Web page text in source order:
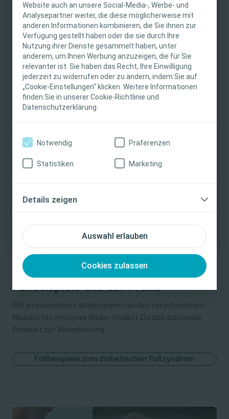
Website auch an unsere Social-Media-, Werbe- und
Analysepartner weiter, die diese möglicherweise mit
anderen Informationen kombinieren, die Sie ihnen zur
Verfügung gestellt haben oder die sie durch Ihre
Nutzung ihrer Dienste gesammelt haben, unter
anderem, um Ihnen Werbung anzuzeigen, die für Sie
relevanter ist. Sie haben das Recht, Ihre Einwilligung
jederzeit zu widerrufen oder zu ändern, indem Sie auf
„Cookie-Einstellungen“ klicken. Weitere Informationen
finden Sie in unserer Cookie-Richtlinie und
Datenschutzerklärung.
Auswahl erlauben
Cookies zulassen
Notwendig Präferenzen
Statistiken Marketing
Details zeigen
Diese Website richtet sich nur an medizinisches
Fachpersonal. Der Inhalt der Website ist für
fachliche Informations- und Fortbildungszwecke
bestimmt. Coloplast bietet keinen individuellen
medizinischen Rat. Die Verantwortung für die
individuelle Patientenversorgung liegt beim
medizinischen Fachpersonal. Detaillierte
Produktinformationen zu den vorgestellten
Produkten, einschließlich Anwendungshinweise,
Vorsichtsmaßnahmen und Warnhinweisen,
finden Sie in der Gebrauchsanweisung (IFU) des
Produkts, die vor der Verwendung sorgfältig zu
Ich bin eine medizinische Fachkraft
Wundwissen kompakt:
Fortbildungsvideos
Entdecke jeden Monat neue Fortbildungsinhalte, wie
exklusive Videos und aufgezeichnete Webinare, die
Tipps & Tricks der modernen Wundversorgung für
Deinen Alltag bieten.
Fallbeispiele aus der Praxis
Mit praxisnahen Fallbeispielen zu den verschiedenen
Wundarten inklusive Bilder findest Du das passende
Produkt zur Wundheilung.
Fallbeispiele zum diabetischen Fußsyndrom